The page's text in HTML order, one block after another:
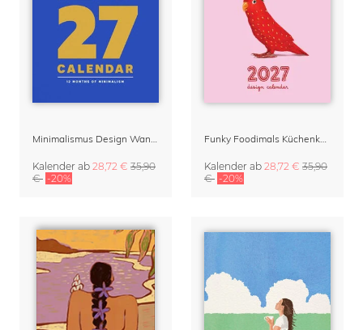
Minimalismus Design Wandkalender & Terminplaner 2027
Kalender ab 28,72 € 35,90
€ -20%
Funky Foodimals Küchenkalender & Terminplaner 2027
Kalender ab 28,72 € 35,90
€ -20%